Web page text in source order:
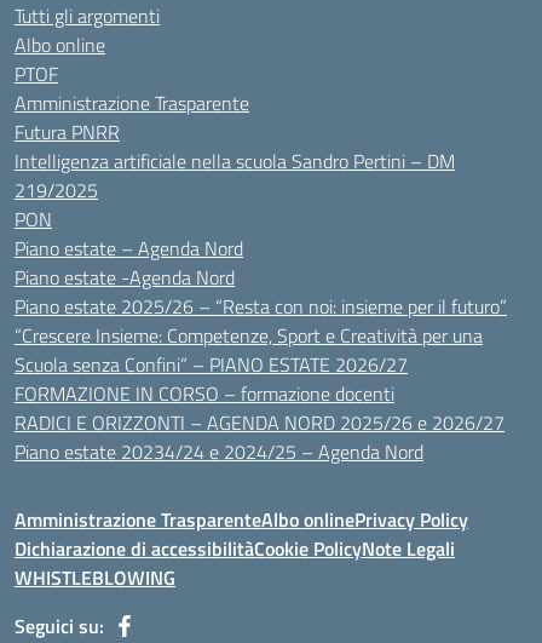
Tutti gli argomenti
Albo online
PTOF
Amministrazione Trasparente
Futura PNRR
Intelligenza artificiale nella scuola Sandro Pertini – DM
219/2025
PON
Piano estate – Agenda Nord
Piano estate -Agenda Nord
Piano estate 2025/26 – “Resta con noi: insieme per il futuro”
“Crescere Insieme: Competenze, Sport e Creatività per una
Scuola senza Confini” – PIANO ESTATE 2026/27
FORMAZIONE IN CORSO – formazione docenti
RADICI E ORIZZONTI – AGENDA NORD 2025/26 e 2026/27
Piano estate 20234/24 e 2024/25 – Agenda Nord
Amministrazione TrasparenteAlbo onlinePrivacy Policy
Dichiarazione di accessibilitàCookie PolicyNote Legali
WHISTLEBLOWING
Seguici su: